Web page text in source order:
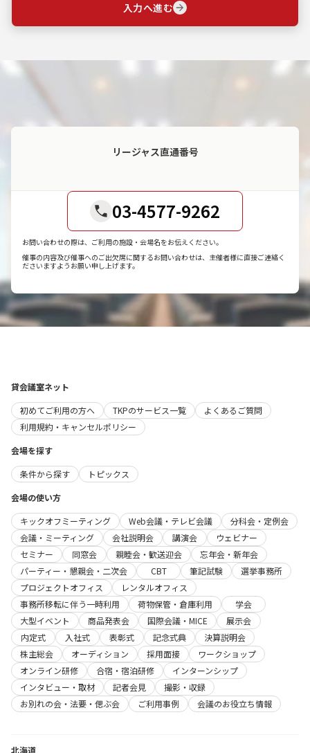
入力へ進む
リージャス直通番号
03-4577-9262
お問い合わせの際は、ご利用の施設・会場名をお伝えください。
催事の内容及び催事へのご出欠席に関するお問い合わせは、主催者様に直接ご連絡く
ださいますようお願い申し上げます。
貸会議室ネット
初めてご利用の方へ
TKPのサービス一覧
よくあるご質問
利用規約・キャンセルポリシー
会場を探す
条件から探す
トピックス
会場の使い方
キックオフミーティング
Web会議・テレビ会議
分科会・定例会
会議・ミーティング
会社説明会 講演会
ウェビナー
セミナー
同窓会 親睦会・歓送迎会
忘年会・新年会
パーティー・懇親会・二次会
CBT 筆記試験
選挙事務所
プロジェクトオフィス
レンタルオフィス
事務所移転に伴う一時利用
荷物保管・倉庫利用
学会
大型イベント
商品発表会 国際会議・MICE
展示会
内定式
入社式 表彰式 記念式典
決算説明会
株主総会
オーディション 採用面接
ワークショップ
オンライン研修
合宿・宿泊研修
インターンシップ
インタビュー・取材
記者会見
撮影・収録
お別れの会・法要・偲ぶ会
ご利用事例 会議のお役立ち情報
北海道